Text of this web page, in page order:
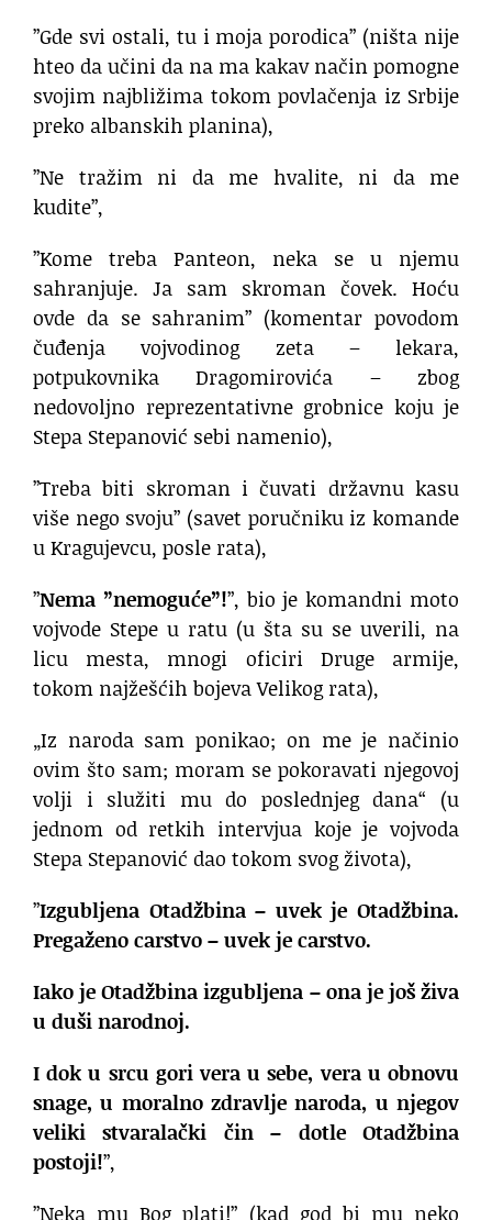
”Gde svi ostali, tu i moja porodica” (ništa nije
hteo da učini da na ma kakav način pomogne
svojim najbližima tokom povlačenja iz Srbije
preko albanskih planina),
”Ne tražim ni da me hvalite, ni da me
kudite”,
”Kome treba Panteon, neka se u njemu
sahranjuje. Ja sam skroman čovek. Hoću
ovde da se sahranim” (komentar povodom
čuđenja vojvodinog zeta – lekara,
potpukovnika Dragomirovića – zbog
nedovoljno reprezentativne grobnice koju je
Stepa Stepanović sebi namenio),
”Treba biti skroman i čuvati državnu kasu
više nego svoju” (savet poručniku iz komande
u Kragujevcu, posle rata),
”Nema ”nemoguće”!”, bio je komandni moto
vojvode Stepe u ratu (u šta su se uverili, na
licu mesta, mnogi oficiri Druge armije,
tokom najžešćih bojeva Velikog rata),
„Iz naroda sam ponikao; on me je načinio
ovim što sam; moram se pokoravati njegovoj
volji i služiti mu do poslednjeg dana“ (u
jednom od retkih intervjua koje je vojvoda
Stepa Stepanović dao tokom svog života),
”Izgubljena Otadžbina – uvek je Otadžbina.
Pregaženo carstvo – uvek je carstvo.
Iako je Otadžbina izgubljena – ona je još živa
u duši narodnoj.
I dok u srcu gori vera u sebe, vera u obnovu
snage, u moralno zdravlje naroda, u njegov
veliki stvaralački čin – dotle Otadžbina
postoji!”,
”Neka mu Bog plati!” (kad god bi mu neko